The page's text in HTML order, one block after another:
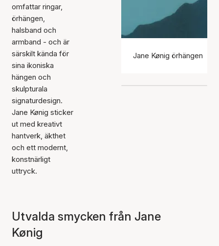
omfattar ringar,
örhängen,
halsband och
armband - och är
särskilt kända för
sina ikoniska
hängen och
skulpturala
signaturdesign.
Jane Kønig sticker
ut med kreativt
hantverk, äkthet
och ett modernt,
konstnärligt
uttryck.
Jane Kønig örhängen
Utvalda smycken från Jane
Kønig